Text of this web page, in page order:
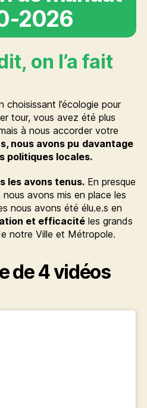
2026
on l’a fait
choisissant l’écologie pour
tour, vous avez été plus
à nous accorder votre
nous avons pu davantage
politiques locales.
les avons tenus. En presque
avons mis en place les
nous avons été élu.e.s en
et efficacité les grands
notre Ville et Métropole.
de 4 vidéos